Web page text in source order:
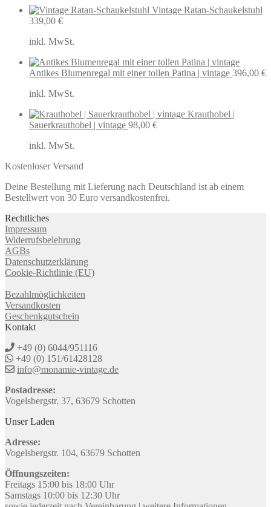
Vintage Ratan-Schaukelstuhl
339,00 €
inkl. MwSt.
Antikes Blumenregal mit einer tollen Patina | vintage 396,00 €
inkl. MwSt.
Krauthobel |
Sauerkrauthobel | vintage 98,00 €
inkl. MwSt.
Kostenloser Versand
Deine Bestellung mit Lieferung nach Deutschland ist ab einem
Bestellwert von 30 Euro versandkostenfrei.
Rechtliches
Impressum
Widerrufsbelehrung
AGBs
Datenschutzerklärung
Cookie-Richtlinie (EU)
Bezahlmöglichkeiten
Versandkosten
Geschenkgutschein
Kontakt
+49 (0) 6044/951116
+49 (0) 151/61428128
info@monamie-vintage.de
Postadresse:
Vogelsbergstr. 37, 63679 Schotten
Unser Laden
Adresse:
Vogelsbergstr. 104, 63679 Schotten
Öffnungszeiten:
Freitags 15:00 bis 18:00 Uhr
Samstags 10:00 bis 12:30 Uhr